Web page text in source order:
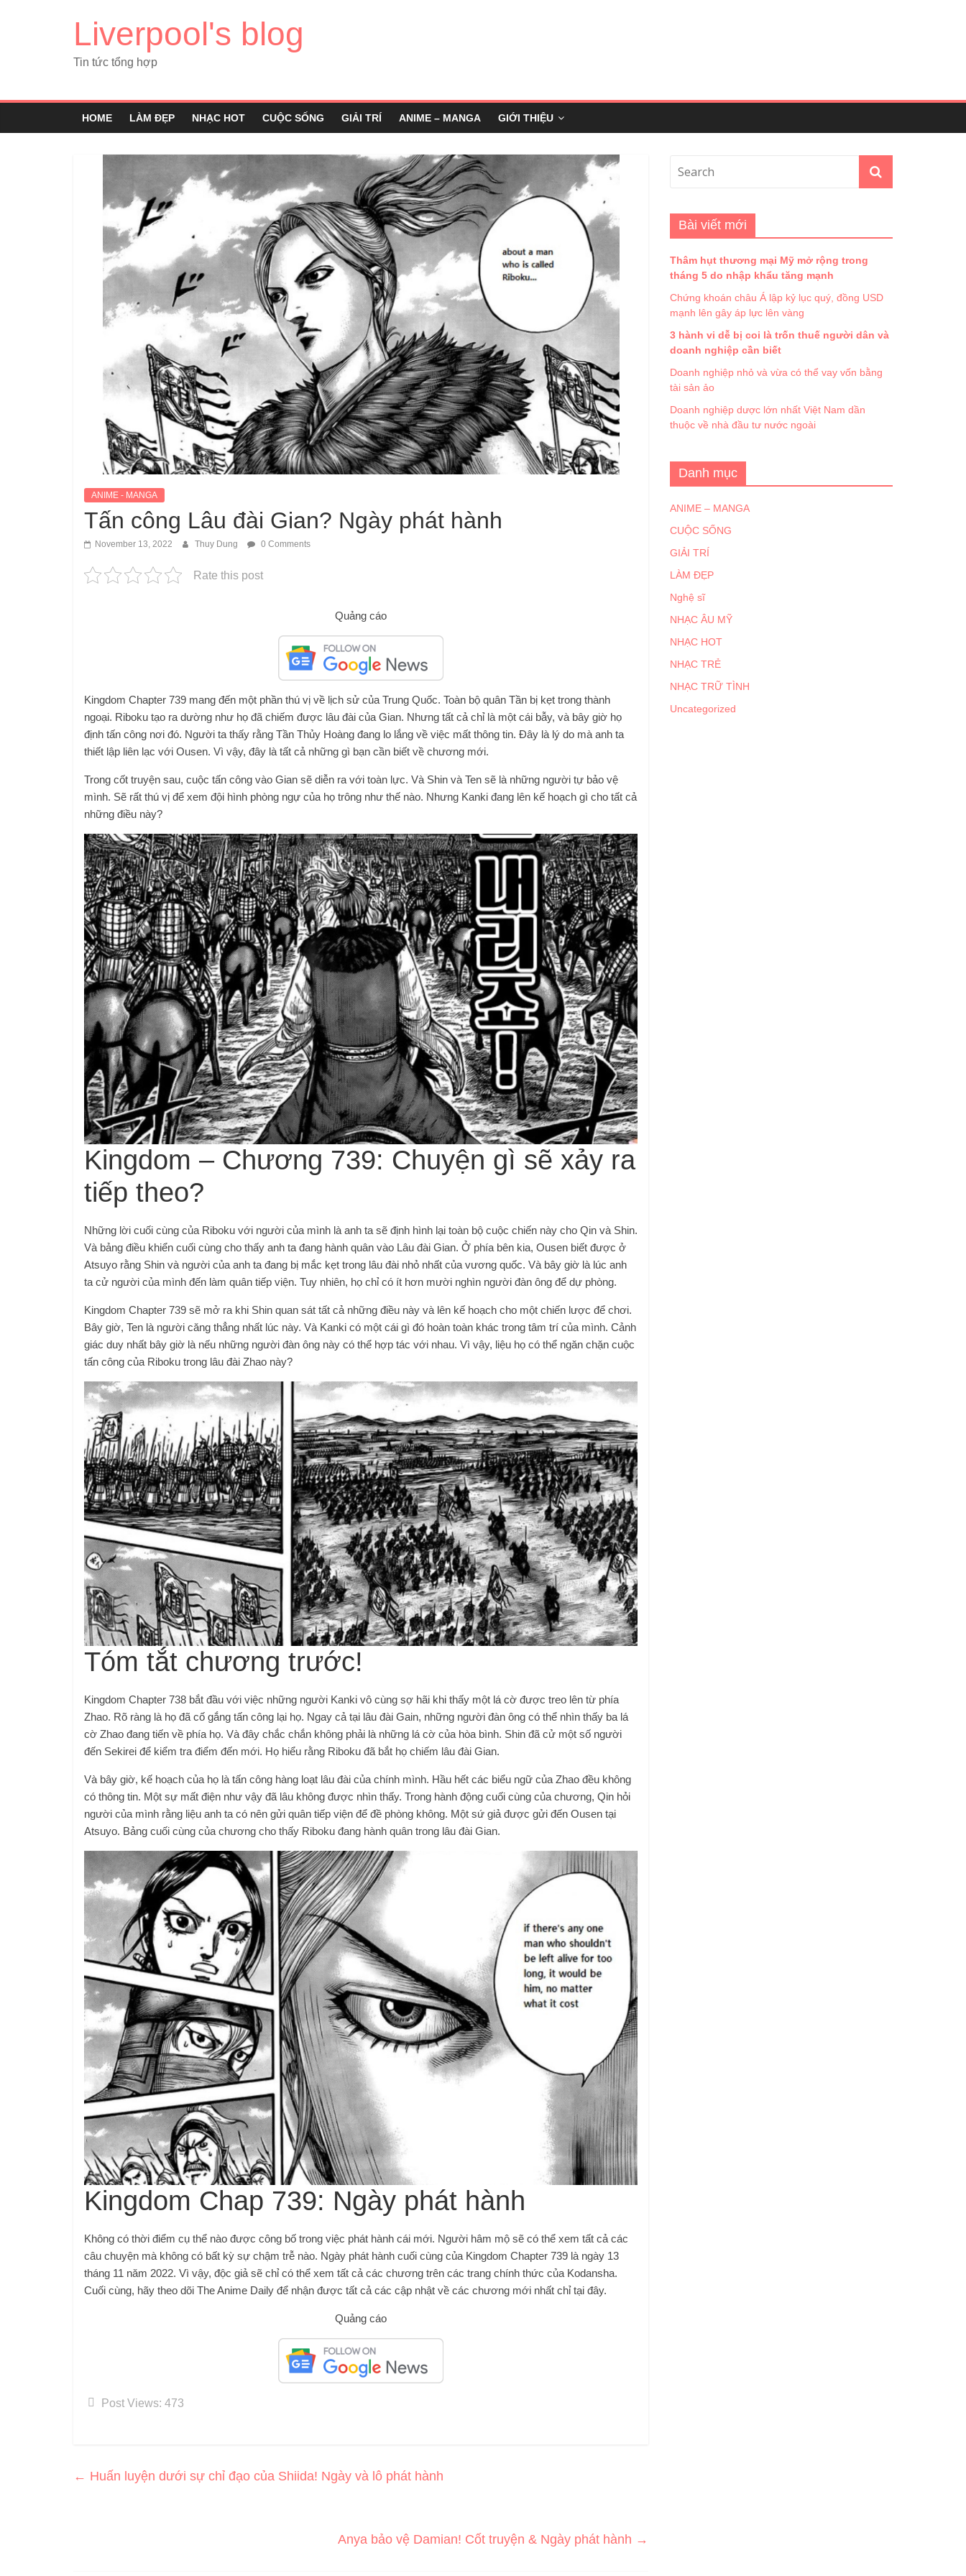
Liverpool's blog
Tin tức tổng hợp
HOME LÀM ĐẸP NHẠC HOT CUỘC SỐNG GIẢI TRÍ ANIME – MANGA GIỚI THIỆU
ANIME - MANGA
Tấn công Lâu đài Gian? Ngày phát hành
November 13, 2022 Thuy Dung 0 Comments
Rate this post
Quảng cáo
Kingdom Chapter 739 mang đến một phần thú vị về lịch sử của Trung Quốc. Toàn bộ quân Tần bị kẹt trong thành
ngoại. Riboku tạo ra dường như họ đã chiếm được lâu đài của Gian. Nhưng tất cả chỉ là một cái bẫy, và bây giờ họ
định tấn công nơi đó. Người ta thấy rằng Tần Thủy Hoàng đang lo lắng về việc mất thông tin. Đây là lý do mà anh ta
thiết lập liên lạc với Ousen. Vì vậy, đây là tất cả những gì bạn cần biết về chương mới.
Trong cốt truyện sau, cuộc tấn công vào Gian sẽ diễn ra với toàn lực. Và Shin và Ten sẽ là những người tự bảo vệ
mình. Sẽ rất thú vị để xem đội hình phòng ngự của họ trông như thế nào. Nhưng Kanki đang lên kế hoạch gì cho tất cả
những điều này?
Kingdom – Chương 739: Chuyện gì sẽ xảy ra
tiếp theo?
Những lời cuối cùng của Riboku với người của mình là anh ta sẽ định hình lại toàn bộ cuộc chiến này cho Qin và Shin.
Và bảng điều khiển cuối cùng cho thấy anh ta đang hành quân vào Lâu đài Gian. Ở phía bên kia, Ousen biết được ở
Atsuyo rằng Shin và người của anh ta đang bị mắc kẹt trong lâu đài nhỏ nhất của vương quốc. Và bây giờ là lúc anh
ta cử người của mình đến làm quân tiếp viện. Tuy nhiên, họ chỉ có ít hơn mười nghìn người đàn ông để dự phòng.
Kingdom Chapter 739 sẽ mở ra khi Shin quan sát tất cả những điều này và lên kế hoạch cho một chiến lược để chơi.
Bây giờ, Ten là người căng thẳng nhất lúc này. Và Kanki có một cái gì đó hoàn toàn khác trong tâm trí của mình. Cảnh
giác duy nhất bây giờ là nếu những người đàn ông này có thể hợp tác với nhau. Vì vậy, liệu họ có thể ngăn chặn cuộc
tấn công của Riboku trong lâu đài Zhao này?
Tóm tắt chương trước!
Kingdom Chapter 738 bắt đầu với việc những người Kanki vô cùng sợ hãi khi thấy một lá cờ được treo lên từ phía
Zhao. Rõ ràng là họ đã cố gắng tấn công lại họ. Ngay cả tại lâu đài Gain, những người đàn ông có thể nhìn thấy ba lá
cờ Zhao đang tiến về phía họ. Và đây chắc chắn không phải là những lá cờ của hòa bình. Shin đã cử một số người
đến Sekirei để kiểm tra điểm đến mới. Họ hiểu rằng Riboku đã bắt họ chiếm lâu đài Gian.
Và bây giờ, kế hoạch của họ là tấn công hàng loạt lâu đài của chính mình. Hầu hết các biểu ngữ của Zhao đều không
có thông tin. Một sự mất điện như vậy đã lâu không được nhìn thấy. Trong hành động cuối cùng của chương, Qin hỏi
người của mình rằng liệu anh ta có nên gửi quân tiếp viện để đề phòng không. Một sứ giả được gửi đến Ousen tại
Atsuyo. Bảng cuối cùng của chương cho thấy Riboku đang hành quân trong lâu đài Gian.
Kingdom Chap 739: Ngày phát hành
Không có thời điểm cụ thể nào được công bố trong việc phát hành cái mới. Người hâm mộ sẽ có thể xem tất cả các
câu chuyện mà không có bất kỳ sự chậm trễ nào. Ngày phát hành cuối cùng của Kingdom Chapter 739 là ngày 13
tháng 11 năm 2022. Vì vậy, độc giả sẽ chỉ có thể xem tất cả các chương trên các trang chính thức của Kodansha.
Cuối cùng, hãy theo dõi The Anime Daily để nhận được tất cả các cập nhật về các chương mới nhất chỉ tại đây.
Quảng cáo
Post Views: 473
← Huấn luyện dưới sự chỉ đạo của Shiida! Ngày và lô phát hành
Anya bảo vệ Damian! Cốt truyện & Ngày phát hành →
Bài viết mới
Thâm hụt thương mại Mỹ mở rộng trong
tháng 5 do nhập khẩu tăng mạnh
Chứng khoán châu Á lập kỷ lục quý, đồng USD
mạnh lên gây áp lực lên vàng
3 hành vi dễ bị coi là trốn thuế người dân và
doanh nghiệp cần biết
Doanh nghiệp nhỏ và vừa có thể vay vốn bằng
tài sản ảo
Doanh nghiệp dược lớn nhất Việt Nam dần
thuộc về nhà đầu tư nước ngoài
Danh mục
ANIME – MANGA
CUỘC SỐNG
GIẢI TRÍ
LÀM ĐẸP
Nghệ sĩ
NHẠC ÂU MỸ
NHẠC HOT
NHẠC TRẺ
NHẠC TRỮ TÌNH
Uncategorized